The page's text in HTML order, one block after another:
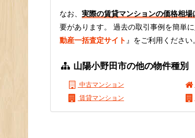
なお、 実際の賃貸マンションの価格相
要があります。 過去の取引事例を簡単
動産一括査定サイト 』をご利用ください。
山陽小野田市の他の物件種別
中古マンション
賃貸マンション